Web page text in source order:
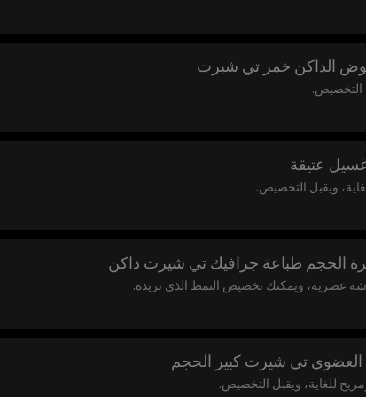
الداكن خمر تي شيرت
التخصيص.
الحجم طباعة جرافيك تي شيرت داكن
عصرية، ويمكنك تخصيص النمط الذي تريده.
تي شيرت كبير الحجم
للغاية، ويقبل التخصيص.